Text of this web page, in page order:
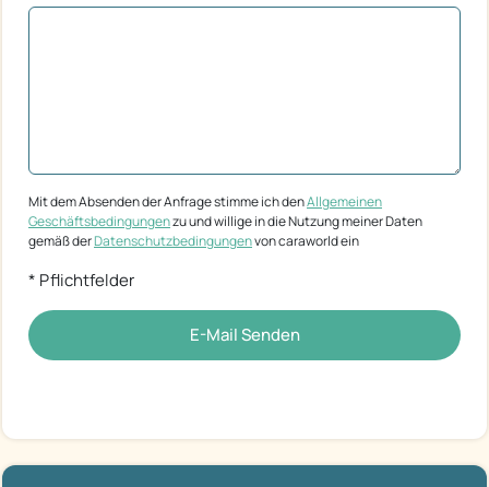
Mit dem Absenden der Anfrage stimme ich denAllgemeinen
Geschäftsbedingungenzu und willige in die Nutzung meiner Daten
gemäß derDatenschutzbedingungenvon caraworld ein
* Pflichtfelder
E-Mail Senden